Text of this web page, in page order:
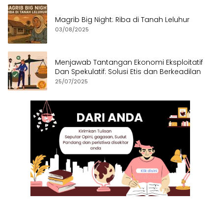
Magrib Big Night: Riba di Tanah Leluhur
03/08/2025
Menjawab Tantangan Ekonomi Eksploitatif
Dan Spekulatif: Solusi Etis dan Berkeadilan
25/07/2025